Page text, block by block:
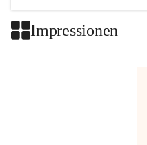
Impressionen